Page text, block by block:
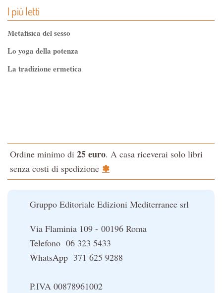
I più letti
Metafisica del sesso
Lo yoga della potenza
La tradizione ermetica
La Cabala
Il potere del serpente
Ordine minimo di 25 euro. A casa riceverai solo libri
senza costi di spedizione ✽
Gruppo Editoriale Edizioni Mediterranee srl
Via Flaminia 109 - 00196 Roma
Telefono 06 323 5433
WhatsApp 371 625 9288
P.IVA 00878961002